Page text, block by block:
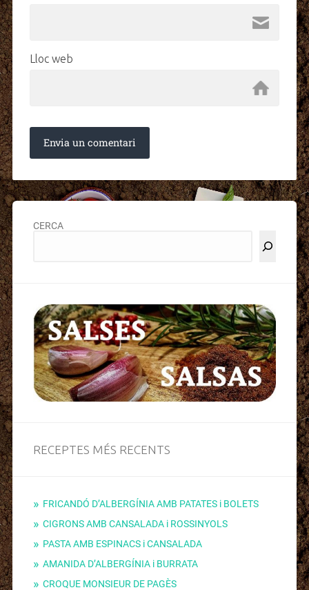
Lloc web
CERCA
RECEPTES MÉS RECENTS
FRICANDÓ D’ALBERGÍNIA AMB PATATES i BOLETS
CIGRONS AMB CANSALADA i ROSSINYOLS
PASTA AMB ESPINACS i CANSALADA
AMANIDA D’ALBERGÍNIA i BURRATA
CROQUE MONSIEUR DE PAGÈS